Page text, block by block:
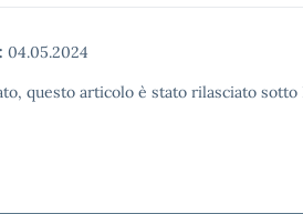
04.05.2024
questo articolo è stato rilasciato